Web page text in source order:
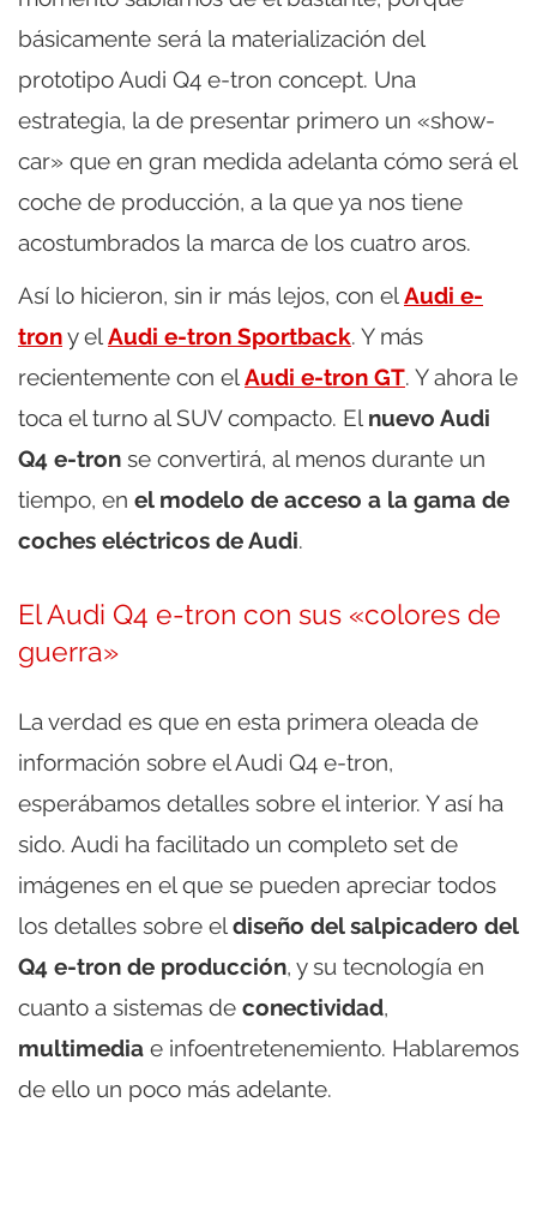
básicamente será la materialización del
prototipo Audi Q4 e-tron concept. Una
estrategia, la de presentar primero un «show-
car» que en gran medida adelanta cómo será el
coche de producción, a la que ya nos tiene
acostumbrados la marca de los cuatro aros.
Así lo hicieron, sin ir más lejos, con elAudi e-
trony elAudi e-tron Sportback. Y más
recientemente con elAudi e-tron GT. Y ahora le
toca el turno al SUV compacto. El nuevo Audi
Q4 e-tron se convertirá, al menos durante un
tiempo, en el modelo de acceso a la gama de
coches eléctricos de Audi.
El Audi Q4 e-tron con sus «colores de
guerra»
La verdad es que en esta primera oleada de
información sobre el Audi Q4 e-tron,
esperábamos detalles sobre el interior. Y así ha
sido. Audi ha facilitado un completo set de
imágenes en el que se pueden apreciar todos
los detalles sobre eldiseño del salpicadero del
Q4 e-tron de producción, y su tecnología en
cuanto a sistemas de conectividad,
multimedia e infoentretenemiento. Hablaremos
de ello un poco más adelante.